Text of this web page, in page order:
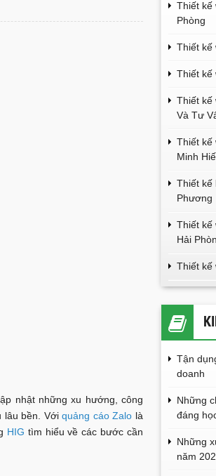
nhật những xu hướng, công
lâu bền. Vớiquảng cáo Zalo là
HIG tìm hiểu về các bước cần
Thiết kế
Phòng
Thiết kế
Thiết kế
Thiết kế
Và Tư
Thiết kế
Minh
Thiết kế
Phương
Thiết kế
Hải
Thiết kế
Tận
doanh
Những
đáng
Những
năm